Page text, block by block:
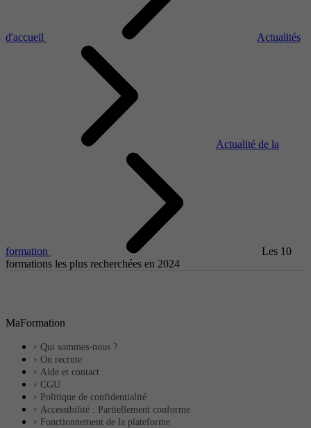
d'accueil Actualités
Actualité de la
formation
Les 10
formations les plus recherchées en 2024
MaFormation
Qui sommes-nous ?
On recrute
Aide et contact
CGU
Politique de confidentialité
Accessibilité : Partiellement conforme
Fonctionnement de la plateforme